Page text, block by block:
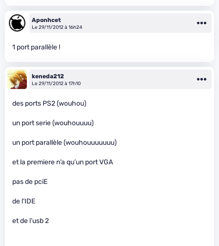
Aponhcet
Le 29/11/2012 à 16h24
1 port parallèle !
keneda212
Le 29/11/2012 à 17h10
des ports PS2 (wouhou)
un port serie (wouhouuuu)
un port parallèle (wouhouuuuuuu)
et la premiere n’a qu’un port VGA
pas de pciE
de l’IDE
et de l’usb 2